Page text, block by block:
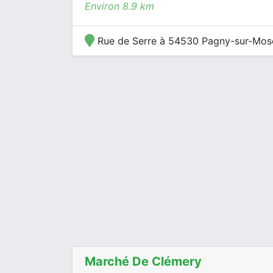
Environ 8.9 km
Rue de Serre à 54530 Pagny-sur-
Marché De Clémery